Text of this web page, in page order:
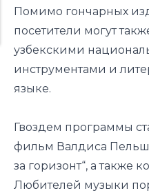
Помимо гончарных
посетители могут
узбекскими
инструментами и
языке.
Гвоздем программы
фильм Валдиса
за горизонт“, а также
Любителей музыки